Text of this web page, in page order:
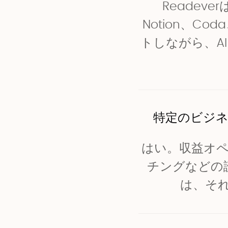
Readever
Notion、Coda
トしながら、
特定のビジ
はい。収益オ
チングなどの
は、そ